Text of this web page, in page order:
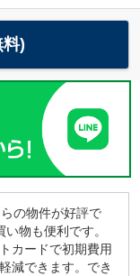
)
の物件が好評で
物も便利です。
カードで初期費用
減できます。でき